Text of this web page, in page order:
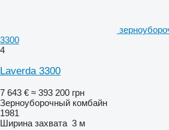
3300
4
Laverda 3300
7 643 € ≈ 393 200 грн
Зерноуборочный комбайн
1981
Ширина захвата 3 м